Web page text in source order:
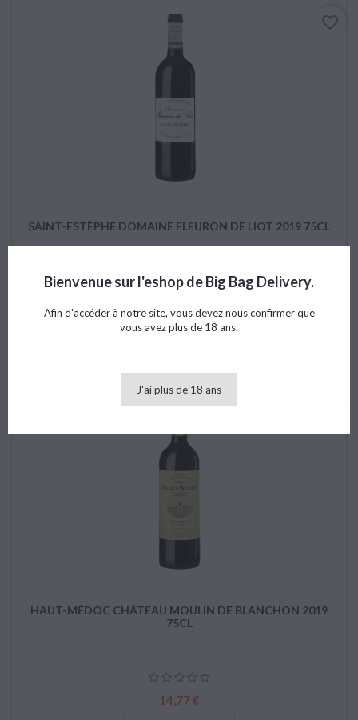
SAINT-ESTÈPHE DOMAINE FLEURON DE LIOT 2019 75CL
Prix
20,56 €
favorite_border
HAUT-MÉDOC CHÂTEAU MOULIN DE BLANCHON 2019
75CL
Prix
14,77 €
Bienvenue sur l'eshop de Big Bag Delivery.
Afin d'accéder à notre site, vous devez nous confirmer que
vous avez plus de 18 ans.
J'ai plus de 18 ans